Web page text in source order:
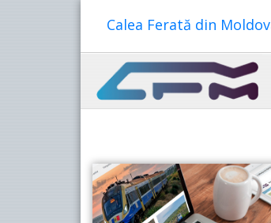
Calea Ferată din